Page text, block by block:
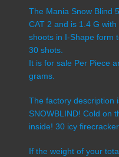
The Mania Snow Blind
CAT 2 and is 1.4 G
shoots in I-Shape form
30 shots.
It is for sale Per Piece
grams.
The factory description
SNOWBLIND! Cold on
inside! 30 icy
If the weight of your